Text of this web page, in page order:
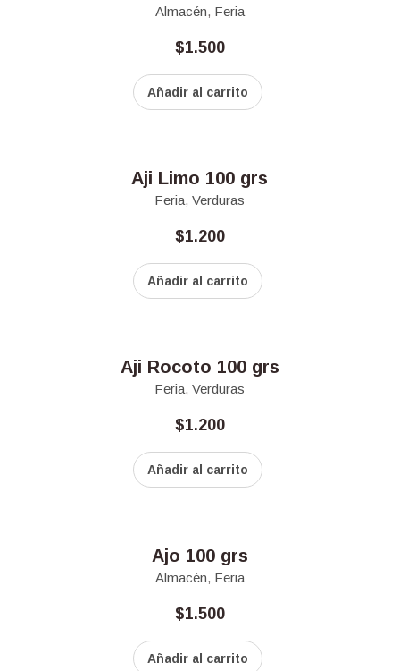
Almacén, Feria
$1.500
Añadir al carrito
Aji Limo 100 grs
Feria,Verduras
$1.200
Añadir al carrito
Aji Rocoto 100 grs
Feria,Verduras
$1.200
Añadir al carrito
Ajo 100 grs
Almacén, Feria
$1.500
Añadir al carrito